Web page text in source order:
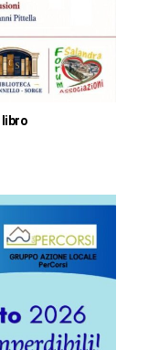
libro